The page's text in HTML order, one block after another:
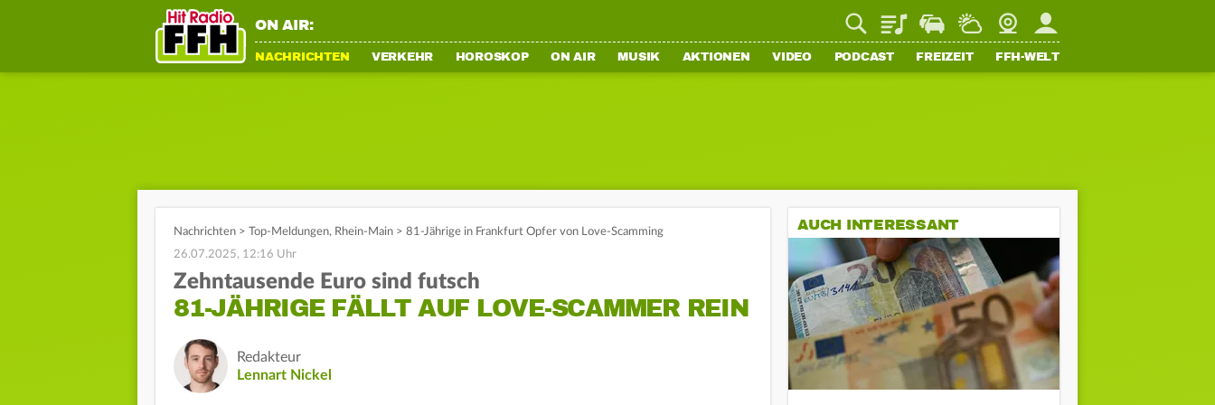
ON AIR: PlaylistStaupilotWetterWebcamMein FFH
NACHRICHTEN VERKEHR HOROSKOP ON AIR MUSIK AKTIONEN VIDEO PODCAST FREIZEIT FFH-WELT
Nachrichten > Top-Meldungen, Rhein-Main > 81-Jährige in Frankfurt Opfer von Love-Scamming
26.07.2025, 12:16 Uhr
Zehntausende Euro sind futsch
81-JÄHRIGE FÄLLT AUF LOVE-SCAMMER REIN
Redakteur
Lennart Nickel
AUCH INTERESSANT